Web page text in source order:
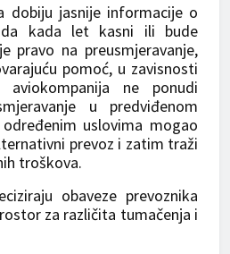
dobiju jasnije informacije o
kada let kasni ili bude
pravo na preusmjeravanje,
pomoć, u zavisnosti
ne ponudi
u predviđenom
uslovima mogao
prevoz i zatim traži
troškova.
obaveze prevoznika
za različita tumačenja i